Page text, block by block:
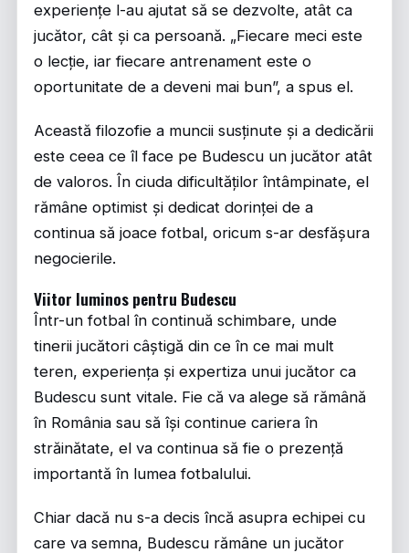
experiențe l-au ajutat să se dezvolte, atât ca
jucător, cât și ca persoană. „Fiecare meci este
o lecție, iar fiecare antrenament este o
oportunitate de a deveni mai bun”, a spus el.
Această filozofie a muncii susținute și a dedicării
este ceea ce îl face pe Budescu un jucător atât
de valoros. În ciuda dificultăților întâmpinate, el
rămâne optimist și dedicat dorinței de a
continua să joace fotbal, oricum s-ar desfășura
negocierile.
Viitor luminos pentru Budescu
Într-un fotbal în continuă schimbare, unde
tinerii jucători câștigă din ce în ce mai mult
teren, experiența și expertiza unui jucător ca
Budescu sunt vitale. Fie că va alege să rămână
în România sau să își continue cariera în
străinătate, el va continua să fie o prezență
importantă în lumea fotbalului.
Chiar dacă nu s-a decis încă asupra echipei cu
care va semna, Budescu rămâne un jucător